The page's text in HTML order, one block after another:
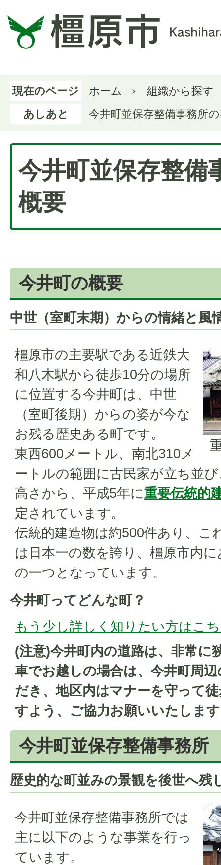
現在のページ ホーム
組織から探す
あしあと
今井町並保存整備事務所
今井町並保存整備
概要
今井町の概要
中世（室町末期）からの情緒と風
橿原市の主要駅である近鉄大
和八木駅から徒歩10分の場所
に位置する今井町は、中世
（室町後期）からの姿が今な
お残る歴史ある町です。
東西600メートル、南北310メ
ートルの範囲に古民家が立ち並
高さから、平成5年に重要伝統的
定されています。
伝統的建造物は約500件あり、こ
は日本一の数を誇り、橿原市内
の一つとなっています。
今井町ってどんな町？
もう少し詳しく知りたい方はこ
(注意)今井町内の道路は、非常に
車でお越しの場合は、今井町周
だき、地区内はマナーを守って
すよう、ご協力お願いいたしま
今井町並保存整備事務所
歴史的な町並みの景観を後世へ残
今井町並保存整備事務所では
主に以下のような事業を行っ
ています。